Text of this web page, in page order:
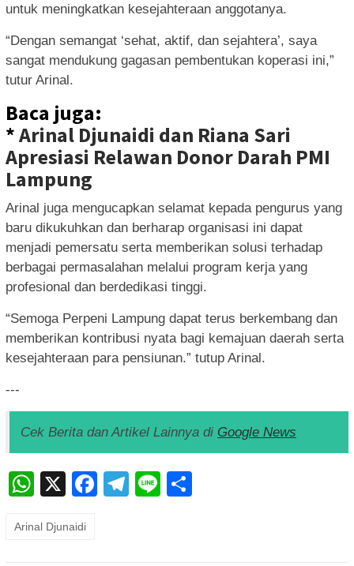
untuk meningkatkan kesejahteraan anggotanya.
“Dengan semangat ‘sehat, aktif, dan sejahtera’, saya
sangat mendukung gagasan pembentukan koperasi ini,”
tutur Arinal.
Baca juga:
*Arinal Djunaidi dan Riana Sari
Apresiasi Relawan Donor Darah PMI
Lampung
Arinal juga mengucapkan selamat kepada pengurus yang
baru dikukuhkan dan berharap organisasi ini dapat
menjadi pemersatu serta memberikan solusi terhadap
berbagai permasalahan melalui program kerja yang
profesional dan berdedikasi tinggi.
“Semoga Perpeni Lampung dapat terus berkembang dan
memberikan kontribusi nyata bagi kemajuan daerah serta
kesejahteraan para pensiunan.” tutup Arinal.
---
Cek Berita dan Artikel Lainnya di Google News
WhatsApp
X Facebook
Telegram
Line
Arinal Djunaidi